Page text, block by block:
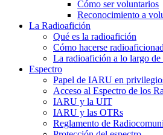
Cómo ser voluntarios
Reconocimiento a
La Radioafición
Qué es la radioafición
Cómo hacerse
La radioafición a lo largo de
Espectro
Papel de IARU en
Acceso al Espectro de los
IARU y la UIT
IARU y las OTRs
Reglamento de